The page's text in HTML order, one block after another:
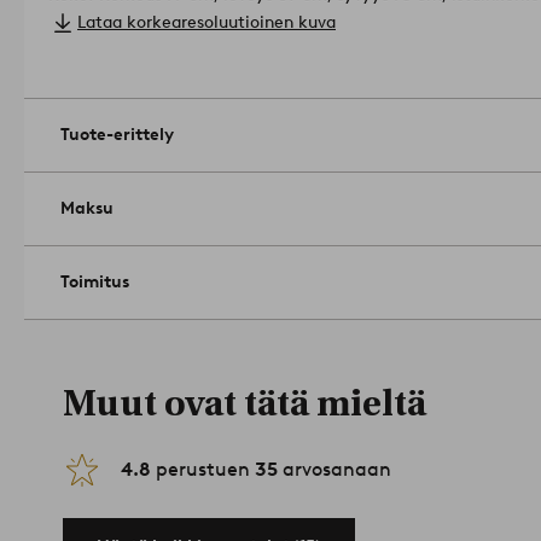
Enimmäiskuormitus: 150 kg.
välttämiseksi.
Vinkki: BELLEVILLE-sarjaan kuuluu myös loungesohva ja
Lataa korkearesoluutioinen kuva
Tuote-erittely
Maksu
Toimitus
Muut ovat tätä mieltä
4.8 perustuen 35 arvosanaan